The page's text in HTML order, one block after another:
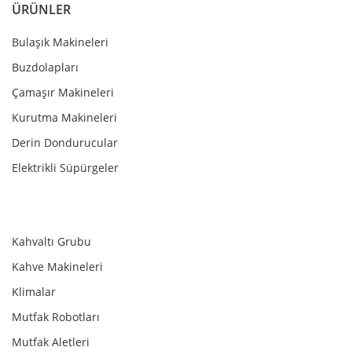
ÜRÜNLER
Bulaşık Makineleri
Buzdolapları
Çamaşır Makineleri
Kurutma Makineleri
Derin Dondurucular
Elektrikli Süpürgeler
Kahvaltı Grubu
Kahve Makineleri
Klimalar
Mutfak Robotları
Mutfak Aletleri